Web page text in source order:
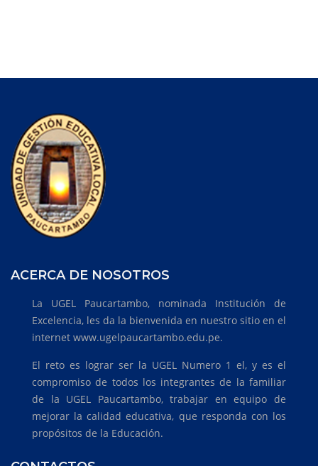
ACERCA DE NOSOTROS
La UGEL Paucartambo, nominada Institución de
Excelencia, les da la bienvenida en nuestro sitio en el
internet www.ugelpaucartambo.edu.pe.
El reto es lograr ser la UGEL Numero 1 el, y es el
compromiso de todos los integrantes de la familiar
de la UGEL Paucartambo, trabajar en equipo de
mejorar la calidad educativa, que responda con los
propósitos de la Educación.